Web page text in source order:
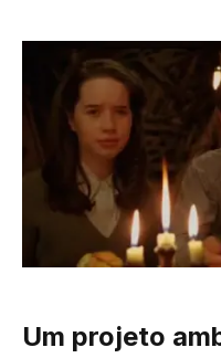
Um projeto